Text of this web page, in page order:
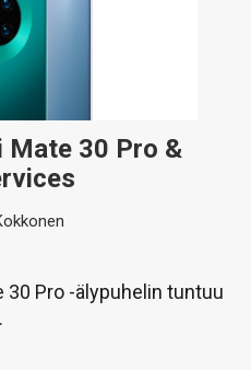
Mate 30 Pro &
Pro -älypuhelin tuntuu